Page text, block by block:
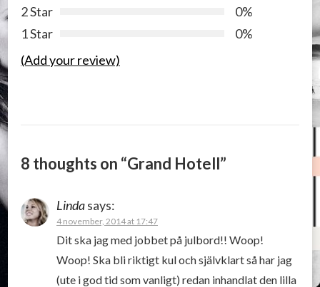
2 Star
0%
1 Star
0%
(Add your review)
8 thoughts on “Grand Hotell”
Lindasays:
4 november, 2014 at 17:47
Dit ska jag med jobbet på julbord!! Woop!
Woop! Ska bli riktigt kul och självklart så har jag
(ute i god tid som vanligt) redan inhandlat den lilla